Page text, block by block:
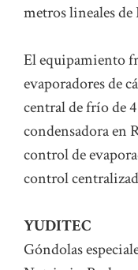
metros lineales de
El equipamiento
evaporadores de
central de frío de
condensadora en
control de
control
YUDITEC
Góndolas